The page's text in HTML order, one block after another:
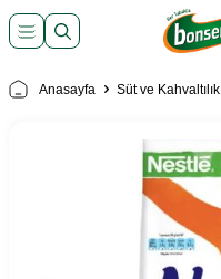
Anasayfa Süt ve Kahvaltılık